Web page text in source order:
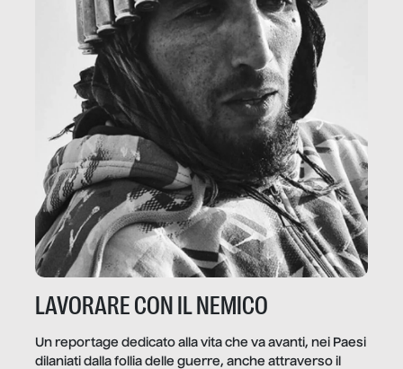
LAVORARE CON IL NEMICO
Un reportage dedicato alla vita che va avanti, nei Paesi
dilaniati dalla follia delle guerre, anche attraverso il